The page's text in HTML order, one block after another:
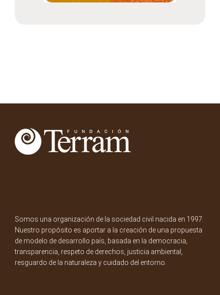
Somos una organización de la sociedad civil nacida en 1997.
Nuestro propósito es aportar a la creación de una propuesta
de modelo de desarrollo país, basada en la democracia,
transparencia, respeto de derechos, justicia ambiental,
resguardo de la naturaleza y cuidado del entorno.